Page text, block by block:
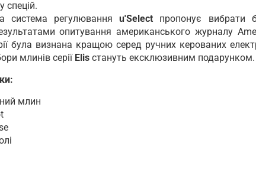
спецій.
система регулюванняu'Select пропонує вибрати
опитування американського журналу
була визнана кращою серед ручних керованих
млинів серії Elis стануть ексклюзивним подарунком.
млин